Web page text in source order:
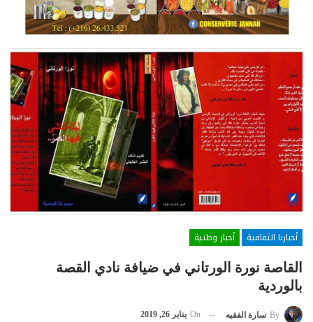
أخبارنا الثقافية
أخبار وطنية
القاصة نورة الورتاني في ضيافة نادي القصة
بالوردية
By سارة الفقيه On يناير 26, 2019